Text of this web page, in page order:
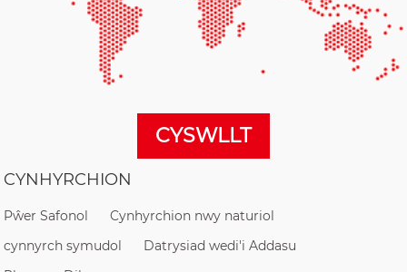
CYSWLLT
CYNHYRCHION
Pŵer Safonol
Cynhyrchion nwy naturiol
cynnyrch symudol
Datrysiad wedi'i Addasu